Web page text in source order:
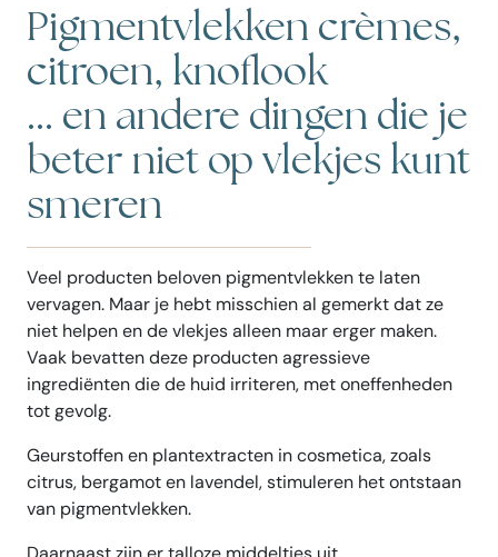
Pigmentvlekken crèmes,
citroen, knoflook
... en andere dingen die je
beter niet op vlekjes kunt
smeren
Veel producten beloven pigmentvlekken te laten
vervagen. Maar je hebt misschien al gemerkt dat ze
niet helpen en de vlekjes alleen maar erger maken.
Vaak bevatten deze producten agressieve
ingrediënten die de huid irriteren, met oneffenheden
tot gevolg.
Geurstoffen en plantextracten in cosmetica, zoals
citrus, bergamot en lavendel, stimuleren het ontstaan
van pigmentvlekken.